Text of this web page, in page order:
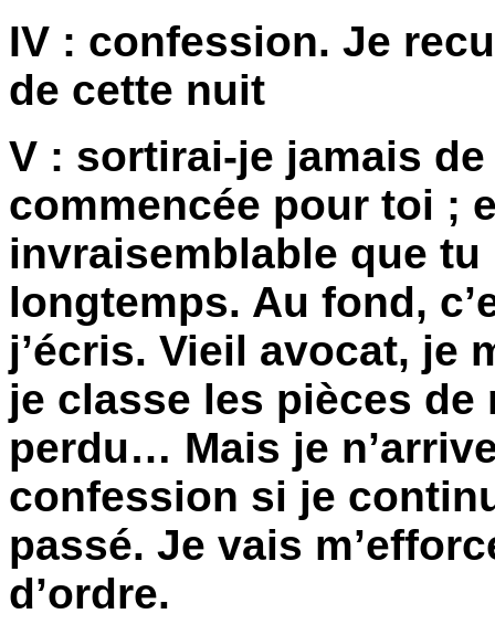
IV : confession. Je
de cette nuit
V : sortirai-je jamais
commencée pour toi ;
invraisemblable que
longtemps. Au fond,
j’écris. Vieil avocat, je
je classe les pièces de
perdu… Mais je
confession si je
passé. Je vais
d’ordre.